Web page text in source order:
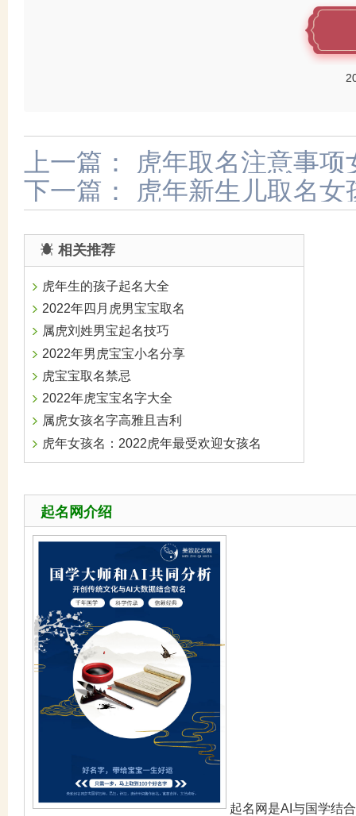
上一篇：
虎年取名注意事项
下一篇：
虎年新生儿取名女
相关推荐
虎年生的孩子起名大全
2022年四月虎男宝宝取名
属虎刘姓男宝起名技巧
2022年男虎宝宝小名分享
虎宝宝取名禁忌
2022年虎宝宝名字大全
属虎女孩名字高雅且吉利
虎年女孩名：2022虎年最受欢迎女孩名
起名网介绍
起名网是AI与国学结